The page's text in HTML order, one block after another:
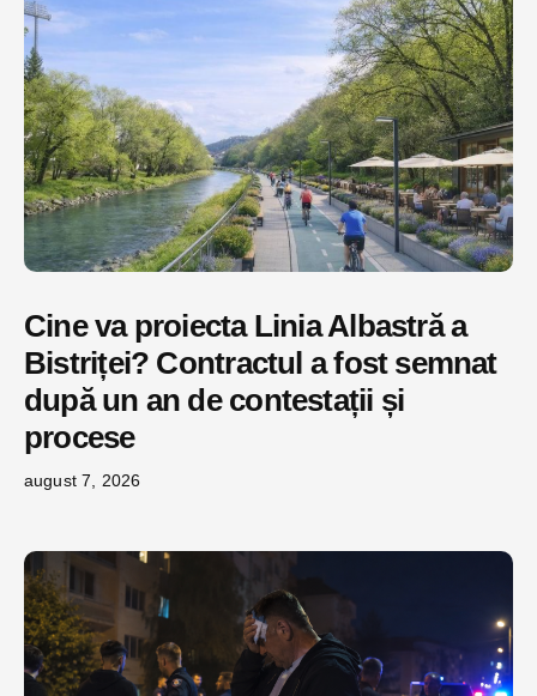
Cine va proiecta Linia Albastră a
Bistriței? Contractul a fost semnat
după un an de contestații și
procese
august 7, 2026